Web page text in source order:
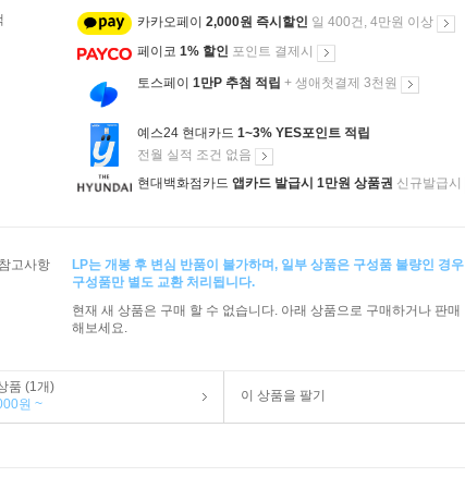
카카오페이 2,000원 즉시할인 일 400건, 4만원 이상
페이코 1% 할인 포인트 결제시
토스페이 1만P 추첨 적립 + 생애첫결제 3천원
예스24 현대카드 1~3% YES포인트 적립
전월 실적 조건 없음
현대백화점카드 앱카드 발급시 1만원 상품권 신규발급시
고사항
LP는 개봉 후 변심 반품이 불가하며, 일부 상품은 구성품 불량인 경우
구성품만 별도 교환 처리됩니다.
현재 새 상품은 구매 할 수 없습니다. 아래 상품으로 구매하거나 판매
해보세요.
품 (1개)
원 ~
이 상품을 팔기